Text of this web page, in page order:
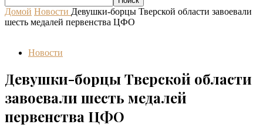
Домой Новости Девушки-борцы Тверской области завоевали
шесть медалей первенства ЦФО
Новости
Девушки-борцы Тверской области
завоевали шесть медалей
первенства ЦФО